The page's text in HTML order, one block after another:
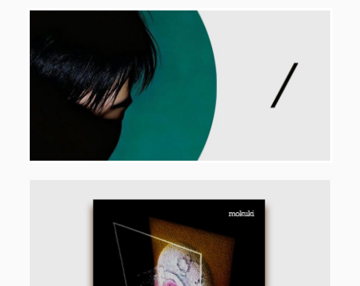
微博
小红书
网易云
Facebook
电话/微信 18513744683
邮件 info@1724records.com